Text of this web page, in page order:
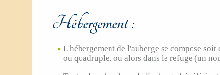
Hébergement :
L'hébergement de l'auberge se compose
ou quadruple, ou alors dans le refuge (un